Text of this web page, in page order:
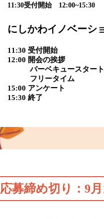
11:30受付開始 12:00~15:30
にしかわイノベーシ
11:30 受付開始
12:00 開会の挨拶
バーベキュースタート
フリータイム
15:00 アンケート
15:30 終了
応募締め切り：9